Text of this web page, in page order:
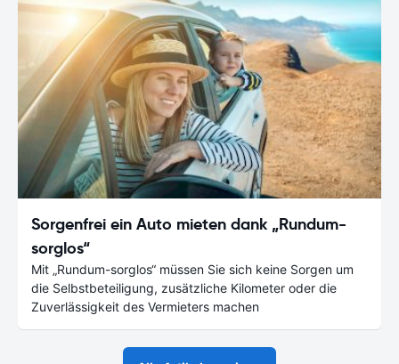
Sorgenfrei ein Auto mieten dank „Rundum-
sorglos“
Mit „Rundum-sorglos“ müssen Sie sich keine Sorgen um
die Selbstbeteiligung, zusätzliche Kilometer oder die
Zuverlässigkeit des Vermieters machen